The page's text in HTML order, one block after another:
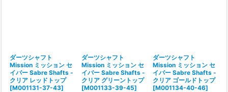
ダーツシャフト
Mission ミッション セ
イバー Sabre Shafts -
クリア レッドトップ
[M001131-37-43]
ダーツシャフト
Mission ミッション セ
イバー Sabre Shafts -
クリア グリーントップ
[M001133-39-45]
ダーツシャフト
Mission ミッション セ
イバー Sabre Shafts -
クリア ゴールドトップ
[M001134-40-46]